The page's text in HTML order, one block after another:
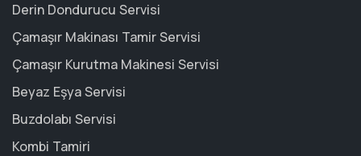
Derin Dondurucu Servisi
Çamaşır Makinası Tamir Servisi
Çamaşır Kurutma Makinesi Servisi
Beyaz Eşya Servisi
Buzdolabı Servisi
Kombi Tamiri